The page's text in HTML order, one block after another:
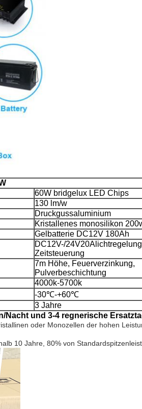
60W bridgelux LED Chips
130 lm/w
Druckgussaluminium
Kristallenes monosilikon
Gelbatterie DC12V 180Ah
DC12V-/
Zeitsteuerung
7m Höhe, Feuerverzinkung,
Pulverbeschichtung
4000k-5700k
-30℃-+60℃
3 Jahre
Nacht und 3-4 regnerische
oder Monozellen der hohen
10 Jahre, 80% von